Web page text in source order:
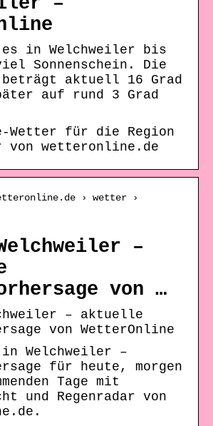
in Welchweiler bis
Sonnenschein. Die
beträgt aktuell 16 Grad
auf rund 3 Grad
Wetter für die Region
von wetteronline.de
› wetter ›
–
von …
– aktuelle
von WetterOnline
in Welchweiler –
für heute, morgen
Tage mit
und Regenradar von